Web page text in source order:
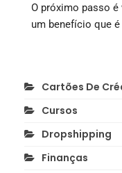
O próximo passo
um benefício que
Cartões De
Cursos
Dropshipping
Finanças